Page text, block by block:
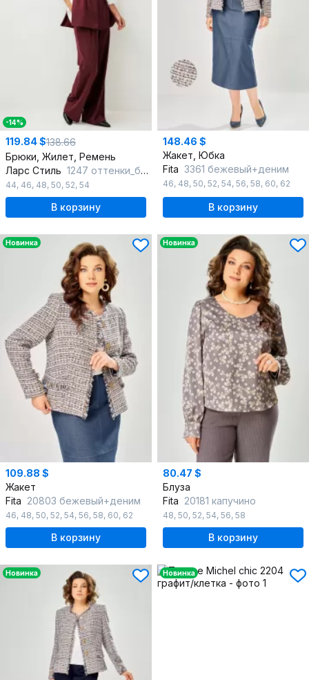
-14%
119.84 $138.66
Брюки, Жилет, Ремень
Ларс Стиль 1247 оттенки_бордо
44, 46, 48, 50, 52, 54
В корзину
148.46 $
Жакет, Юбка
Fita 3361 бежевый+деним
46, 48, 50, 52, 54, 56, 58, 60, 62
В корзину
Новинка
109.88 $
Жакет
Fita 20803 бежевый+деним
46, 48, 50, 52, 54, 56, 58, 60, 62
В корзину
Новинка
80.47 $
Блуза
Fita 20181 капучино
48, 50, 52, 54, 56, 58
В корзину
Новинка Новинка